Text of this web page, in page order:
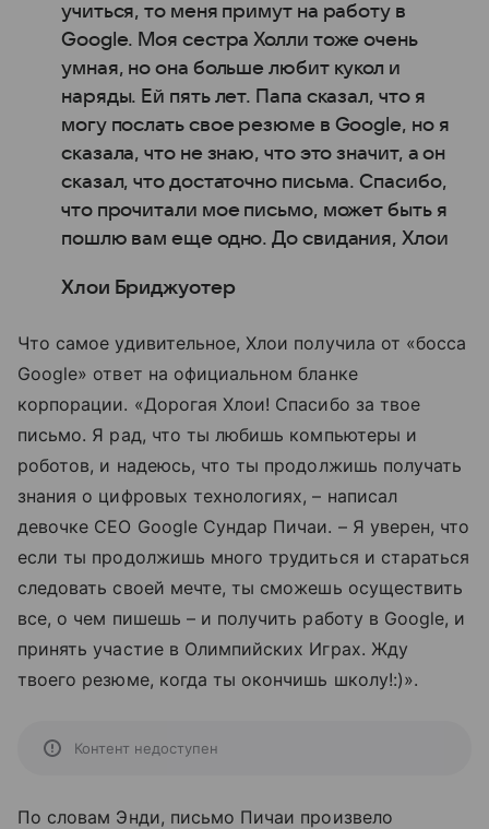
учиться, то меня примут на работу в
Google. Моя сестра Холли тоже очень
умная, но она больше любит кукол и
наряды. Ей пять лет. Папа сказал, что я
могу послать свое резюме в Google, но я
сказала, что не знаю, что это значит, а он
сказал, что достаточно письма. Спасибо,
что прочитали мое письмо, может быть я
пошлю вам еще одно. До свидания, Хлои
Хлои Бриджуотер
Что самое удивительное, Хлои получила от «босса
Google» ответ на официальном бланке
корпорации. «Дорогая Хлои! Спасибо за твое
письмо. Я рад, что ты любишь компьютеры и
роботов, и надеюсь, что ты продолжишь получать
знания о цифровых технологиях, – написал
девочке CEO Google Сундар Пичаи. – Я уверен, что
если ты продолжишь много трудиться и стараться
следовать своей мечте, ты сможешь осуществить
все, о чем пишешь – и получить работу в Google, и
принять участие в Олимпийских Играх. Жду
твоего резюме, когда ты окончишь школу!:)».
Контент недоступен
По словам Энди, письмо Пичаи произвело